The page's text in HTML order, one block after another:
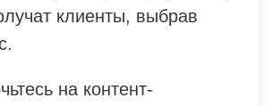
клиенты, выбрав
на контент-